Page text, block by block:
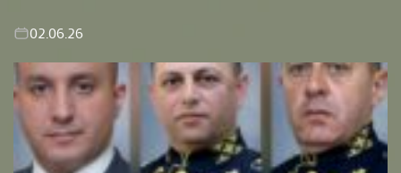
02.06.26